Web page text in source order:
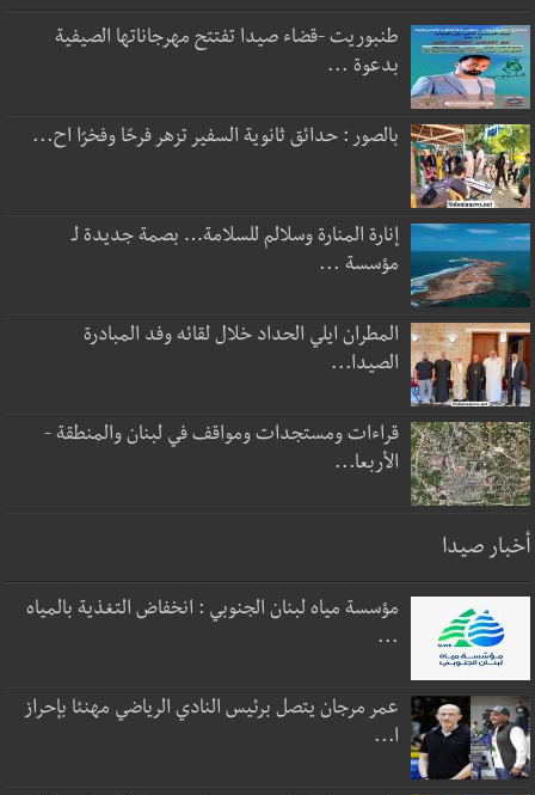
طنبوريت -قضاء صيدا تفتتح مهرجاناتها الصيفية
بدعوة ...
بالصور : حدائق ثانوية السفير تزهر فرحًا وفخرًا اح...
إنارة المنارة وسلالم للسلامة… بصمة جديدة لـ
مؤسسة ...
المطران ايلي الحداد خلال لقائه وفد المبادرة
الصيدا...
قراءات ومستجدات ومواقف في لبنان والمنطقة -
الأربعا...
أخبار صيدا
مؤسسة مياه لبنان الجنوبي : انخفاض التغذية بالمياه
...
عمر مرجان يتصل برئيس النادي الرياضي مهنئا بإحراز
ا...